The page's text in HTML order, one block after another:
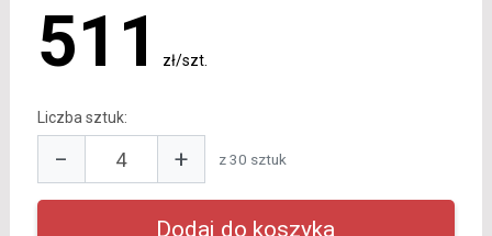
511 zł/szt.
Liczba sztuk:
− + z 30 sztuk